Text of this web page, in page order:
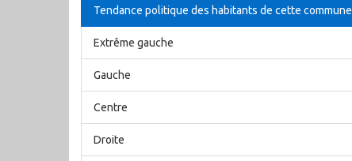
Tendance politique des habitants de cette commune
Extrême gauche
Gauche
Centre
Droite